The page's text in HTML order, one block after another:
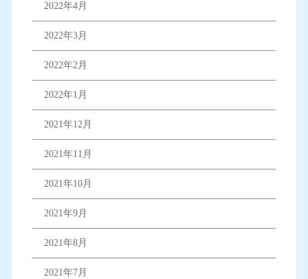
2022年4月
2022年3月
2022年2月
2022年1月
2021年12月
2021年11月
2021年10月
2021年9月
2021年8月
2021年7月